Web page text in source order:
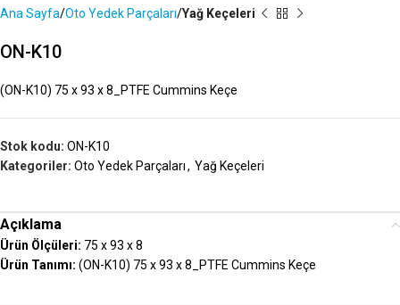
Ana Sayfa Oto Yedek Parçaları Yağ Keçeleri
ON-K10
(ON-K10) 75 x 93 x 8_PTFE Cummins Keçe
Stok kodu: ON-K10
Kategoriler: Oto Yedek Parçaları, Yağ Keçeleri
Açıklama
Ürün Ölçüleri: 75 x 93 x 8
Ürün Tanımı: (ON-K10) 75 x 93 x 8_PTFE Cummins Keçe